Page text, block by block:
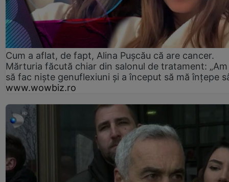
Cum a aflat, de fapt, Alina Pușcău că are cancer.
Mărturia făcută chiar din salonul de tratament:
să fac niște genuflexiuni și a început să mă înțepe
www.wowbiz.ro